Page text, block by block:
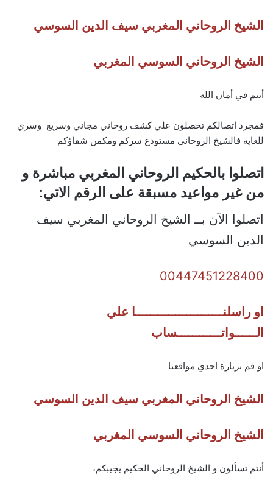
الشيخ الروحاني المغربي سيف الدين السوسي
الشيخ الروحاني السوسي المغربي
أنتم في أمان الله
فمجرد اتصالكم تحصلون علي كشف روحاني مجاني وسريع وسري
للغاية فالشيخ الروحاني مستودع سركم ومكمن شفاؤكم
اتصلوا بالحكيم الروحاني المغربي مباشرة و
من غير مواعيد مسبقة على الرقم الاتي:
اتصلوا الآن بــ الشيخ الروحاني المغربي سيف
الدين السوسي
00447451228400
او راسلنــــــــــــــــــــــــا علي
الــــــواتــــــــــــساب
او قم بزيارة احدي مواقعنا
الشيخ الروحاني المغربي سيف الدين السوسي
الشيخ الروحاني السوسي المغربي
أنتم تسألون و الشيخ الروحاني الحكيم يجيبكم،